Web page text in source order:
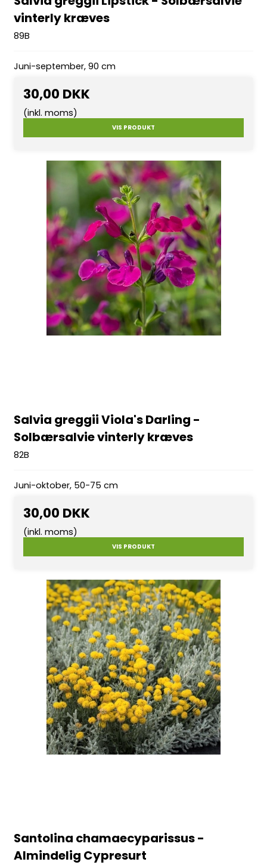
vinterly kræves
89B
Juni-september, 90 cm
30,00 DKK
(inkl. moms)
VIS PRODUKT
Salvia greggii Viola's Darling -
Solbærsalvie vinterly kræves
82B
Juni-oktober, 50-75 cm
30,00 DKK
(inkl. moms)
VIS PRODUKT
Santolina chamaecyparissus -
Almindelig Cypresurt